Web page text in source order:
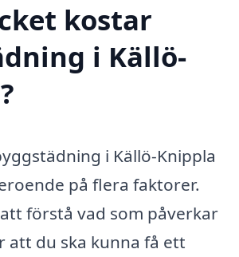
kostar
i Källö-
i Källö-Knippla
på flera faktorer.
förstå vad som påverkar
att du ska kunna få ett